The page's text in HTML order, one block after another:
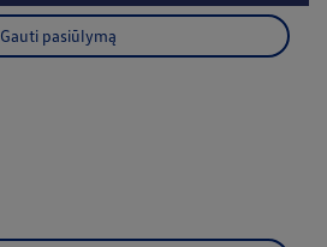
Gauti pasiūlymą